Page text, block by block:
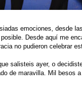
emociones, desde
Desde aquí me
no pudieron celebrar
salisteis ayer, o
de maravilla. Mil besos